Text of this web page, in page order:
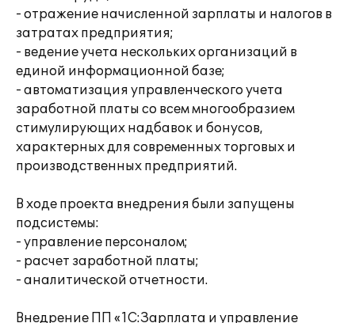
- отражение начисленной зарплаты и налогов в
затратах предприятия;
- ведение учета нескольких организаций в
единой информационной базе;
- автоматизация управленческого учета
заработной платы со всем многообразием
стимулирующих надбавок и бонусов,
характерных для современных торговых и
производственных предприятий.
В ходе проекта внедрения были запущены
подсистемы:
- управление персоналом;
- расчет заработной платы;
- аналитической отчетности.
Внедрение ПП «1С:Зарплата и управление